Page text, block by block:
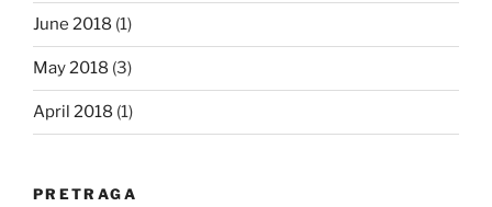
June 2018 (1)
May 2018 (3)
April 2018 (1)
PRETRAGA